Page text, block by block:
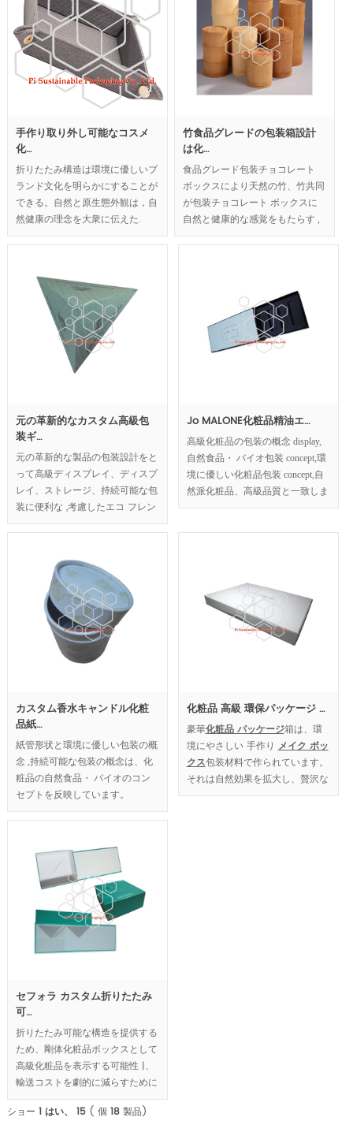
手作り取り外し可能なコスメ
化…
折りたたみ構造は環境に優しいブ
ランド文化を明らかにすることが
できる。自然と原生態外観は，自
然健康の理念を大衆に伝えた.
竹食品グレードの包装箱設計
は化…
食品グレード包装チョコレート
ボックスにより天然の竹、竹共同
が包装チョコレート ボックスに
自然と健康的な感覚をもたらす ,
エコフレンドリーな包装材と持続
元の革新的なカスタム高級包
装ギ…
元の革新的な製品の包装設計をと
って高級ディスプレイ、ディスプ
レイ、ストレージ、持続可能な包
装に便利な ,考慮したエコ フレン
ドリーな包装の概念。
Jo MALONE化粧品精油エ…
高級化粧品の包装の概念 display,
自然食品・ バイオ包装 concept,環
境に優しい化粧品包装 concept,自
然派化粧品、高級品質と一致しま
す
カスタム香水キャンドル化粧
品紙…
紙管形状と環境に優しい包装の概
念 ,持続可能な包装の概念は、化
粧品の自然食品・ バイオのコン
セプトを反映しています。
化粧品 高級 環保パッケージ …
豪華化粧品 パッケージ箱は、環
境にやさしい 手作り
メイク ボッ
クス包装材料で作られています。
それは自然効果を拡大し、贅沢な
レベルに化粧品ブランドをアップ
セフォラ カスタム折りたたみ
可…
折りたたみ可能な構造を提供する
ため、剛体化粧品ボックスとして
高級化粧品を表示する可能性 |、
輸送コストを劇的に減らすために
平らなパッキングをすることがで
きます。
ショー 1 はい、 15( 個 18製品)